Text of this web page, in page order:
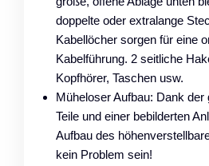
doppelte oder extralange
Kabellöcher sorgen für eine
Kabelführung. 2 seitliche
Kopfhörer, Taschen usw.
Müheloser Aufbau: Dank
Teile und einer bebilderten
Aufbau des
kein Problem sein!